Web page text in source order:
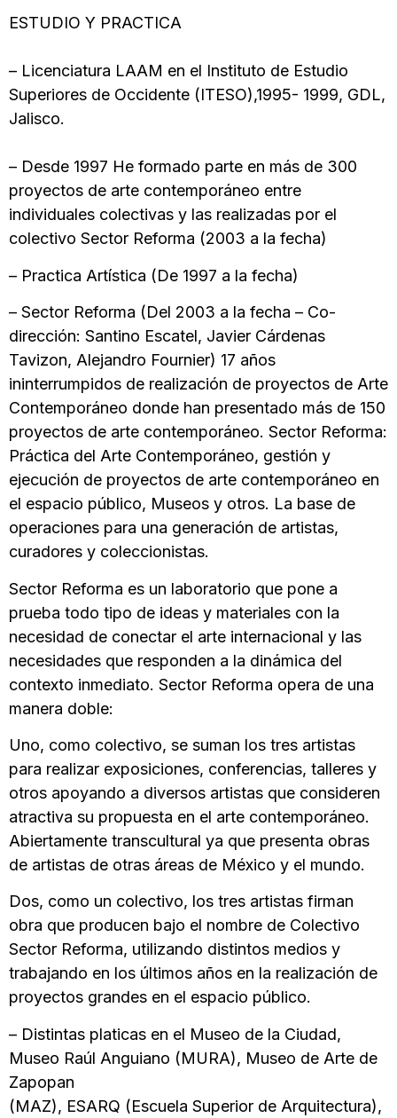
ESTUDIO Y PRACTICA
– Licenciatura LAAM en el Instituto de Estudio
Superiores de Occidente (ITESO),1995- 1999, GDL,
Jalisco.
– Desde 1997 He formado parte en más de 300
proyectos de arte contemporáneo entre
individuales colectivas y las realizadas por el
colectivo Sector Reforma (2003 a la fecha)
– Practica Artística (De 1997 a la fecha)
– Sector Reforma (Del 2003 a la fecha – Co-
dirección: Santino Escatel, Javier Cárdenas
Tavizon, Alejandro Fournier) 17 años
ininterrumpidos de realización de proyectos de Arte
Contemporáneo donde han presentado más de 150
proyectos de arte contemporáneo. Sector Reforma:
Práctica del Arte Contemporáneo, gestión y
ejecución de proyectos de arte contemporáneo en
el espacio público, Museos y otros. La base de
operaciones para una generación de artistas,
curadores y coleccionistas.
Sector Reforma es un laboratorio que pone a
prueba todo tipo de ideas y materiales con la
necesidad de conectar el arte internacional y las
necesidades que responden a la dinámica del
contexto inmediato. Sector Reforma opera de una
manera doble:
Uno, como colectivo, se suman los tres artistas
para realizar exposiciones, conferencias, talleres y
otros apoyando a diversos artistas que consideren
atractiva su propuesta en el arte contemporáneo.
Abiertamente transcultural ya que presenta obras
de artistas de otras áreas de México y el mundo.
Dos, como un colectivo, los tres artistas firman
obra que producen bajo el nombre de Colectivo
Sector Reforma, utilizando distintos medios y
trabajando en los últimos años en la realización de
proyectos grandes en el espacio público.
– Distintas platicas en el Museo de la Ciudad,
Museo Raúl Anguiano (MURA), Museo de Arte de
Zapopan
(MAZ), ESARQ (Escuela Superior de Arquitectura),